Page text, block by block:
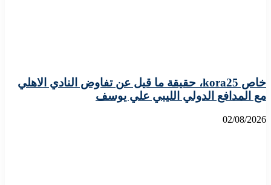
خاص kora25، حقيقة ما قيل عن تفاوض النادي الاهلي
مع المدافع الدولي الليبي علي يوسف
02/08/2026